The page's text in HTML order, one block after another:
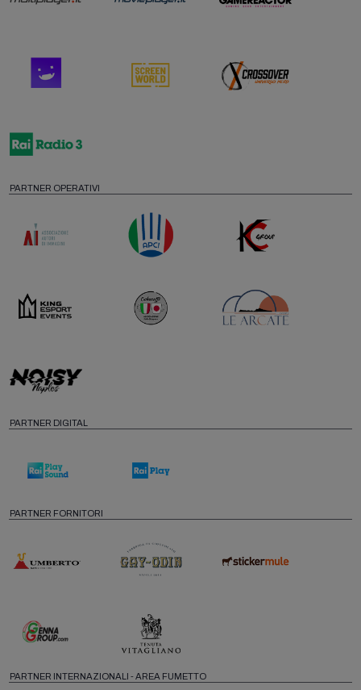
PARTNER OPERATIVI
PARTNER DIGITAL
PARTNER FORNITORI
PARTNER INTERNAZIONALI - AREA FUMETTO